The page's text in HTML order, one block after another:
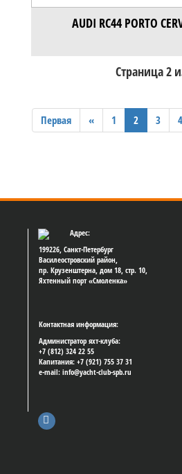
AUDI RC44 PORTO
Страница 2
Первая « 1 2 3 4
Адрес:
199226, Санкт-Петербург
Василеостровский район,
пр. Крузенштерна, дом 18, стр. 10,
Яхтенный порт «Смоленка»
Контактная информация:
Администратор яхт-клуба:
+7 (812) 324 22 55
Капитания: +7 (921) 755 37 31
e-mail: info@yacht-club-spb.ru